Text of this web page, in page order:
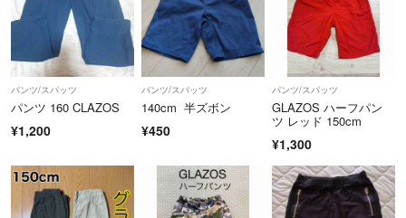
パンツ/スパッツ
パンツ 160 CLAZOS
¥1,200
パンツ/スパッツ
140cm 半ズボン
¥450
パンツ/スパッツ
GLAZOS ハーフパン
ツ レッド 150cm
¥1,300